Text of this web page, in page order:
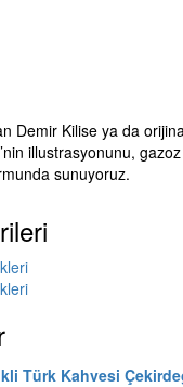
Demir Kilise ya da
illustrasyonunu, gazoz
sunuyoruz.
Türk Kahvesi